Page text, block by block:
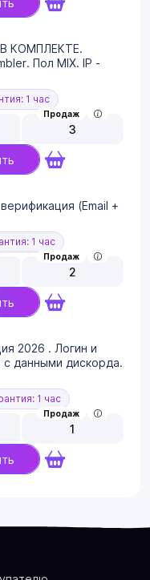
КОМПЛЕКТЕ.
Пол MIX. IP -
1 час
Продаж
3
(Email +
1 час
Продаж
2
2026 . Логин и
данными дискорда.
1 час
Продаж
1